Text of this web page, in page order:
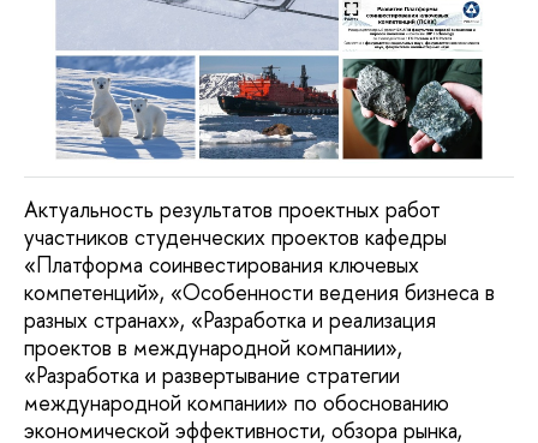
Актуальность результатов проектных работ
участников студенческих проектов кафедры
«Платформа соинвестирования ключевых
компетенций», «Особенности ведения бизнеса в
разных странах», «Разработка и реализация
проектов в международной компании»,
«Разработка и развертывание стратегии
международной компании» по обоснованию
экономической эффективности, обзора рынка,